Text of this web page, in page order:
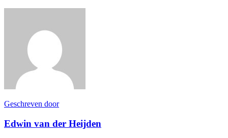
Geschreven door
Edwin van der Heijden